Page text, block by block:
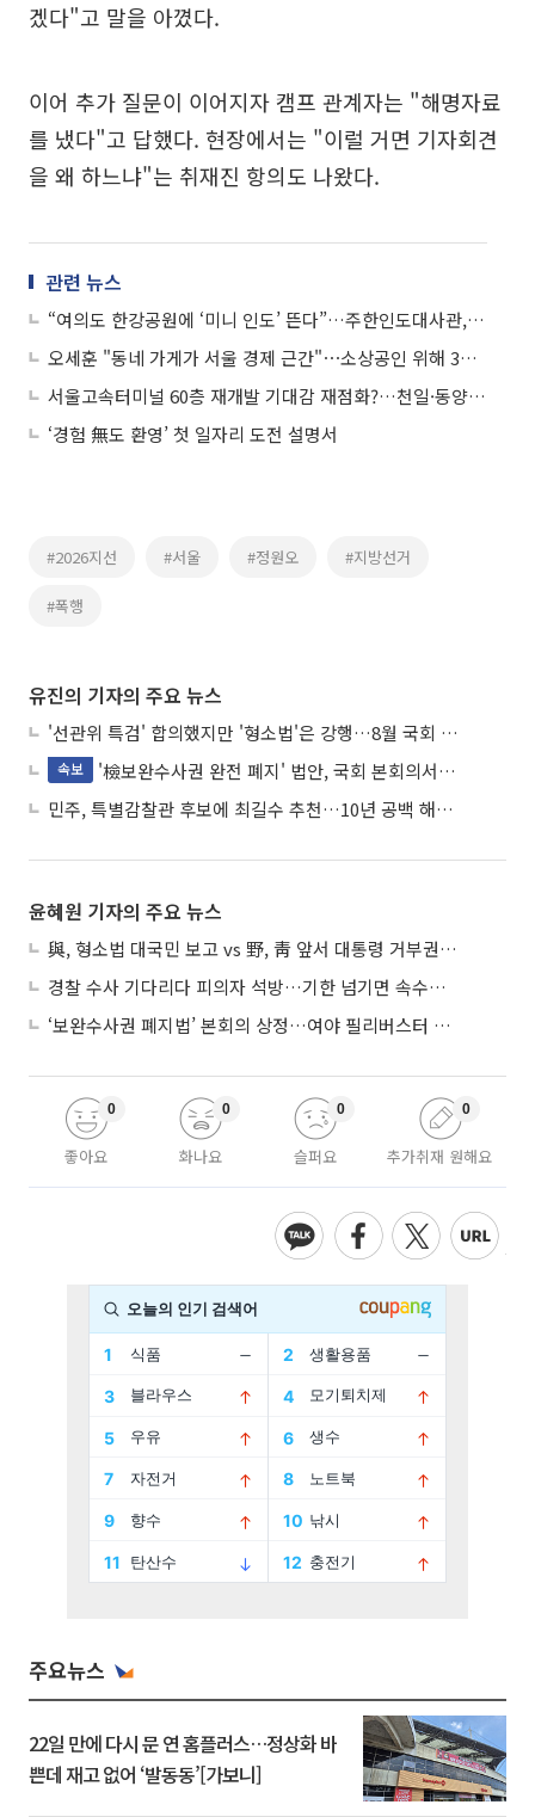
겠다"고 말을 아꼈다.
이어 추가 질문이 이어지자 캠프 관계자는 "해명자료
를 냈다"고 답했다. 현장에서는 "이럴 거면 기자회견
을 왜 하느냐"는 취재진 항의도 나왔다.
관련 뉴스
“여의도 한강공원에 ‘미니 인도’ 뜬다”…주한인도대사관, 첫 ‘인디아 데이 서울 2026’
오세훈 "동네 가게가 서울 경제 근간"⋯소상공인 위해 3조원 투입 공약
서울고속터미널 60층 재개발 기대감 재점화?…천일·동양고속 나란히 '상한가'
‘경험 無도 환영’ 첫 일자리 도전 설명서
#2026지선 #서울 #정원오 #지방선거
#폭행
유진의 기자의 주요 뉴스
'선관위 특검' 합의했지만 '형소법'은 강행…8월 국회 '입법 2차전' 예고
속보
'檢보완수사권 완전 폐지' 법안, 국회 본회의서 민주당 주도 통과
민주, 특별감찰관 후보에 최길수 추천…10년 공백 해소 속도
윤혜원 기자의 주요 뉴스
與, 형소법 대국민 보고 vs 野, 靑 앞서 대통령 거부권 촉구
경찰 수사 기다리다 피의자 석방…기한 넘기면 속수무책
‘보완수사권 폐지법’ 본회의 상정…여야 필리버스터 대치
좋아요
0
화나요
0
슬퍼요
0
추가취재 원해요
0
주요뉴스
22일 만에 다시 문 연 홈플러스…정상화 바
쁜데 재고 없어 ‘발동동’[가보니]